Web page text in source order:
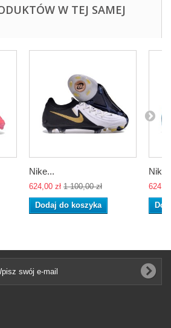
W TEJ SAMEJ
Nike...
624,00 zł 1 100,00 zł
Dodaj do koszyka